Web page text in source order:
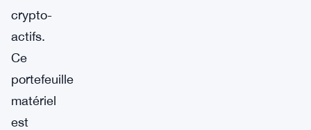
crypto-
actifs.
Ce
portefeuille
matériel
est